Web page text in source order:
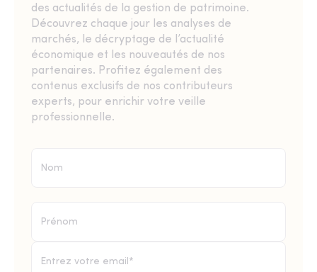
des actualités de la gestion de patrimoine.
Découvrez chaque jour les analyses de
marchés, le décryptage de l’actualité
économique et les nouveautés de nos
partenaires. Profitez également des
contenus exclusifs de nos contributeurs
experts, pour enrichir votre veille
professionnelle.